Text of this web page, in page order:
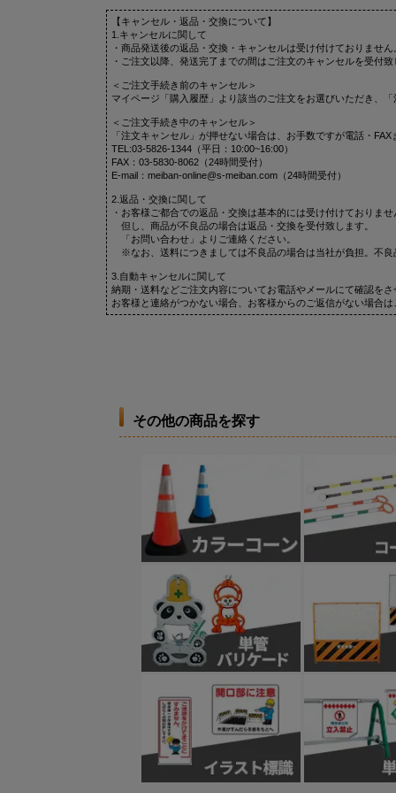
【キャンセル・返品・交換について】
1.キャンセルに関して
・商品発送後の返品・交換・キャンセルは受け付けておりません
・ご注文以降、発送完了までの間はご注文のキャンセルを受付致
＜ご注文手続き前のキャンセル＞
マイページ「購入履歴」より該当のご注文をお選びいただき、
＜ご注文手続き中のキャンセル＞
「注文キャンセル」が押せない場合は、お手数ですが電話・
TEL:03-5826-1344（平日：10:00~16:00）
FAX：03-5830-8062（24時間受付）
E-mail：meiban-online@s-meiban.com（24時間受付）
2.返品・交換に関して
・お客様ご都合での返品・交換は基本的には受け付けておりませ
但し、商品が不良品の場合は返品・交換を受付致します。
「お問い合わせ」よりご連絡ください。
※なお、送料につきましては不良品の場合は当社が負担。不良
3.自動キャンセルに関して
納期・送料などご注文内容についてお電話やメールにて確認を
お客様と連絡がつかない場合、お客様からのご返信がない場合
その他の商品を探す